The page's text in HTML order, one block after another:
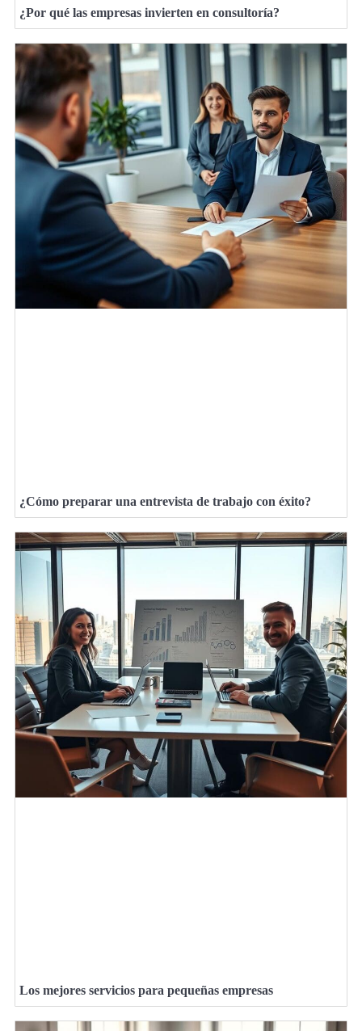
¿Por qué las empresas invierten en consultoría?
¿Cómo preparar una entrevista de trabajo con éxito?
Los mejores servicios para pequeñas empresas